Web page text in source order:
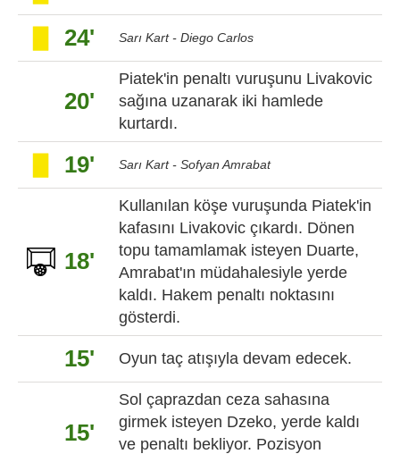
24'
Sarı Kart - Diego Carlos
20'
Piatek'in penaltı vuruşunu Livakovic
sağına uzanarak iki hamlede
kurtardı.
19' Sarı Kart - Sofyan Amrabat
18'
Kullanılan köşe vuruşunda Piatek'in
kafasını Livakovic çıkardı. Dönen
topu tamamlamak isteyen Duarte,
Amrabat'ın müdahalesiyle yerde
kaldı. Hakem penaltı noktasını
gösterdi.
15' Oyun taç atışıyla devam edecek.
15'
Sol çaprazdan ceza sahasına
girmek isteyen Dzeko, yerde kaldı
ve penaltı bekliyor. Pozisyon